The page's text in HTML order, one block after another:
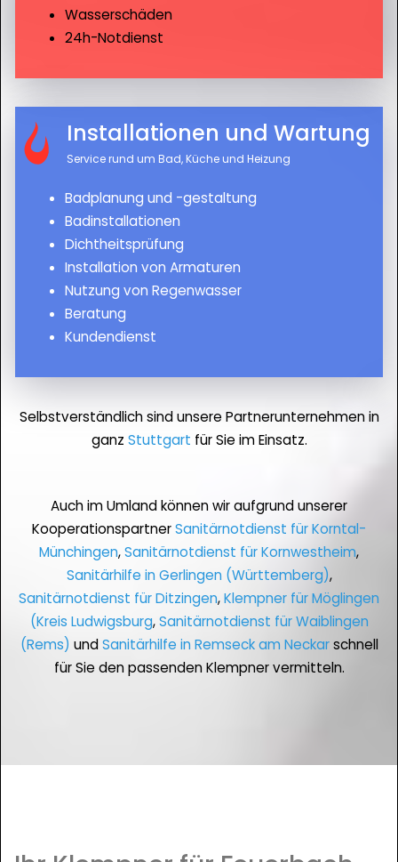
Wasserschäden
24h-Notdienst
Installationen und Wartung
Service rund um Bad, Küche und Heizung
Badplanung und -gestaltung
Badinstallationen
Dichtheitsprüfung
Installation von Armaturen
Nutzung von Regenwasser
Beratung
Kundendienst
Selbstverständlich sind unsere Partnerunternehmen in
ganz Stuttgart für Sie im Einsatz.
Auch im Umland können wir aufgrund unserer
KooperationspartnerSanitärnotdienst für Korntal-
Münchingen,Sanitärnotdienst für Kornwestheim,
Sanitärhilfe in Gerlingen (Württemberg),
Sanitärnotdienst für Ditzingen,Klempner für Möglingen
(Kreis Ludwigsburg,Sanitärnotdienst für Waiblingen
(Rems) undSanitärhilfe in Remseck am Neckarschnell
für Sie den passenden Klempner vermitteln.